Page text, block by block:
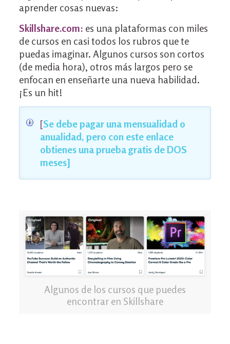
aprender cosas nuevas:
Skillshare.com: es una plataformas con miles
de cursos en casi todos los rubros que te
puedas imaginar. Algunos cursos son cortos
(de media hora), otros más largos pero se
enfocan en enseñarte una nueva habilidad.
¡Es un hit!
[Se debe pagar una mensualidad o
anualidad, pero con este enlace
obtienes una prueba gratis de DOS
meses]
Algunos de los cursos que puedes
encontrar en Skillshare